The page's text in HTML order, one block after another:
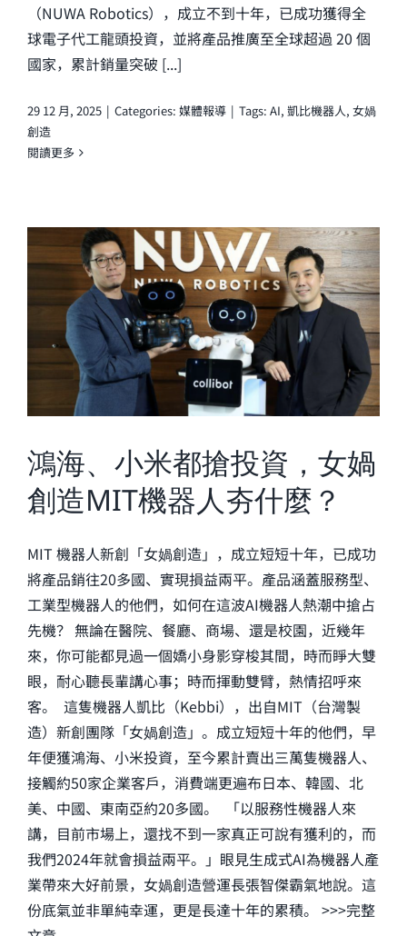
（NUWA Robotics），成立不到十年，已成功獲得全
球電子代工龍頭投資，並將產品推廣至全球超過 20 個
國家，累計銷量突破 [...]
29 12 月, 2025 | Categories: 媒體報導 | Tags: AI, 凱比機器人, 女媧
創造
閱讀更多
鴻海、小米都搶投資，女媧
創造MIT機器人夯什麼？
MIT 機器人新創「女媧創造」，成立短短十年，已成功
將產品銷往20多國、實現損益兩平。產品涵蓋服務型、
工業型機器人的他們，如何在這波AI機器人熱潮中搶占
先機？ 無論在醫院、餐廳、商場、還是校園，近幾年
來，你可能都見過一個嬌小身影穿梭其間，時而睜大雙
眼，耐心聽長輩講心事；時而揮動雙臂，熱情招呼來
客。 這隻機器人凱比（Kebbi），出自MIT（台灣製
造）新創團隊「女媧創造」。成立短短十年的他們，早
年便獲鴻海、小米投資，至今累計賣出三萬隻機器人、
接觸約50家企業客戶，消費端更遍布日本、韓國、北
美、中國、東南亞約20多國。 「以服務性機器人來
講，目前市場上，還找不到一家真正可說有獲利的，而
我們2024年就會損益兩平。」眼見生成式AI為機器人產
業帶來大好前景，女媧創造營運長張智傑霸氣地說。這
份底氣並非單純幸運，更是長達十年的累積。 >>>完整